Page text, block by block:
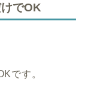
でOK
です。